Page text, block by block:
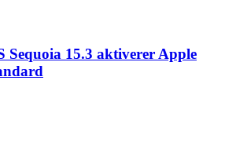
Sequoia 15.3 aktiverer Apple